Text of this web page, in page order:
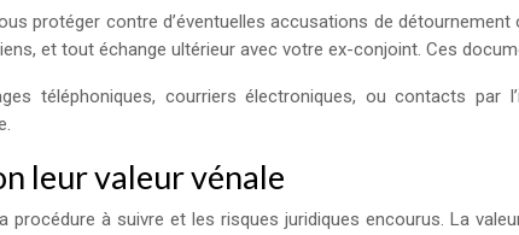
protéger contre d’éventuelles accusations de
et tout échange ultérieur avec votre ex-conjoint. Ces
téléphoniques, courriers électroniques, ou contacts par
leur valeur vénale
à suivre et les risques juridiques encourus. La